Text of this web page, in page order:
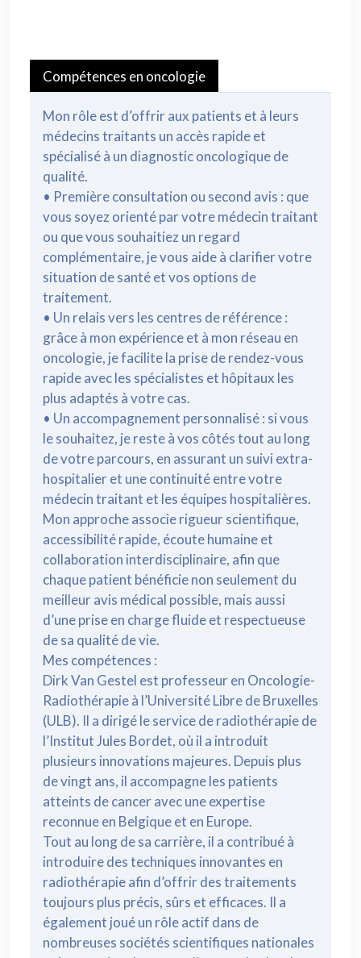
Compétences en oncologie
Mon rôle est d’offrir aux patients et à leurs
médecins traitants un accès rapide et
spécialisé à un diagnostic oncologique de
qualité.
• Première consultation ou second avis : que
vous soyez orienté par votre médecin traitant
ou que vous souhaitiez un regard
complémentaire, je vous aide à clarifier votre
situation de santé et vos options de
traitement.
• Un relais vers les centres de référence :
grâce à mon expérience et à mon réseau en
oncologie, je facilite la prise de rendez-vous
rapide avec les spécialistes et hôpitaux les
plus adaptés à votre cas.
• Un accompagnement personnalisé : si vous
le souhaitez, je reste à vos côtés tout au long
de votre parcours, en assurant un suivi extra-
hospitalier et une continuité entre votre
médecin traitant et les équipes hospitalières.
Mon approche associe rigueur scientifique,
accessibilité rapide, écoute humaine et
collaboration interdisciplinaire, afin que
chaque patient bénéficie non seulement du
meilleur avis médical possible, mais aussi
d’une prise en charge fluide et respectueuse
de sa qualité de vie.
Mes compétences :
Dirk Van Gestel est professeur en Oncologie-
Radiothérapie à l’Université Libre de Bruxelles
(ULB). Il a dirigé le service de radiothérapie de
l’Institut Jules Bordet, où il a introduit
plusieurs innovations majeures. Depuis plus
de vingt ans, il accompagne les patients
atteints de cancer avec une expertise
reconnue en Belgique et en Europe.
Tout au long de sa carrière, il a contribué à
introduire des techniques innovantes en
radiothérapie afin d’offrir des traitements
toujours plus précis, sûrs et efficaces. Il a
également joué un rôle actif dans de
nombreuses sociétés scientifiques nationales